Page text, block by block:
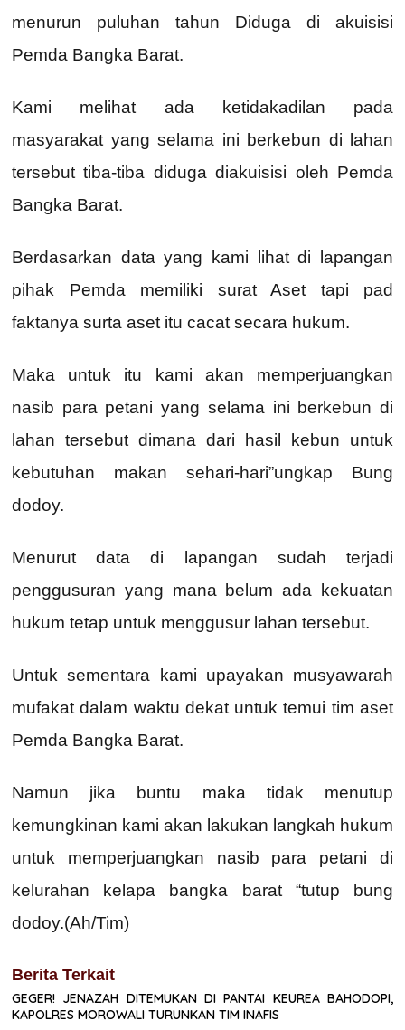
menurun puluhan tahun Diduga di akuisisi
Pemda Bangka Barat.
Kami melihat ada ketidakadilan pada
masyarakat yang selama ini berkebun di lahan
tersebut tiba-tiba diduga diakuisisi oleh Pemda
Bangka Barat.
Berdasarkan data yang kami lihat di lapangan
pihak Pemda memiliki surat Aset tapi pad
faktanya surta aset itu cacat secara hukum.
Maka untuk itu kami akan memperjuangkan
nasib para petani yang selama ini berkebun di
lahan tersebut dimana dari hasil kebun untuk
kebutuhan makan sehari-hari”ungkap Bung
dodoy.
Menurut data di lapangan sudah terjadi
penggusuran yang mana belum ada kekuatan
hukum tetap untuk menggusur lahan tersebut.
Untuk sementara kami upayakan musyawarah
mufakat dalam waktu dekat untuk temui tim aset
Pemda Bangka Barat.
Namun jika buntu maka tidak menutup
kemungkinan kami akan lakukan langkah hukum
untuk memperjuangkan nasib para petani di
kelurahan kelapa bangka barat “tutup bung
dodoy.(Ah/Tim)
Berita Terkait
GEGER! JENAZAH DITEMUKAN DI PANTAI KEUREA BAHODOPI,
KAPOLRES MOROWALI TURUNKAN TIM INAFIS